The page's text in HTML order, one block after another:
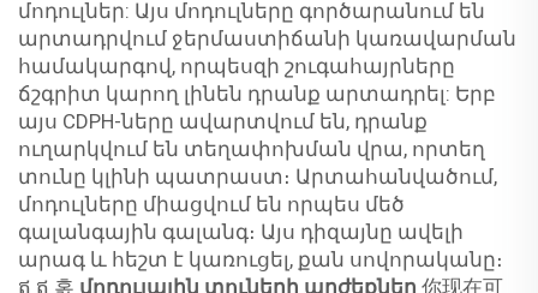
մոդուլներ: Այս մոդուլները գործարանում են
արտադրվում ջերմաստիճանի կառավարման
համակարգով, որպեսզի շուգահայրները
ճշգրիտ կարող լինեն դրանք արտադրել: Երբ
այս CDPH-ները ավարտվում են, դրանք
ուղարկվում են տեղափոխման վրա, որտեղ
տունը կլինի պատրաստ։ Արտահանվածում,
մոդուլները միացվում են որպես մեծ
գալանգային գալանգ։ Այս դիզայնը ավելի
արագ և հեշտ է կառուցել, քան սովորականը։
ឥ ឥ 혻 մոդուլային տուների արժեքներ 你现在可